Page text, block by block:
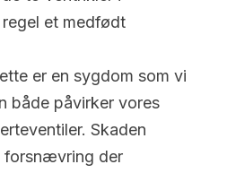
et medfødt
er en sygdom som vi
både påvirker vores
Skaden
forsnævring der